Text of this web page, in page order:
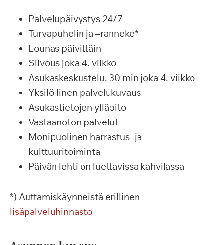
Palvelupäivystys 24/7
Turvapuhelin ja –ranneke*
Lounas päivittäin
Siivous joka 4. viikko
Asukaskeskustelu, 30 min joka 4. viikko
Yksilöllinen palvelukuvaus
Asukastietojen ylläpito
Vastaanoton palvelut
Monipuolinen harrastus- ja
kulttuuritoiminta
Päivän lehti on luettavissa kahvilassa
*) Auttamiskäynneistä erillinen
lisäpalveluhinnasto